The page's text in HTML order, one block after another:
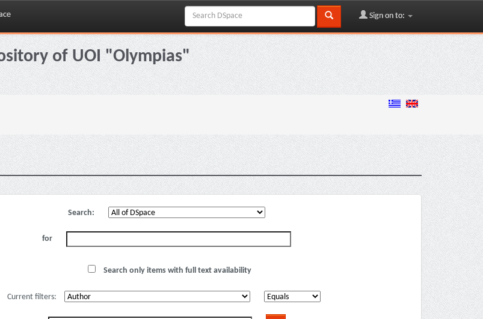
Sign on to:
of UOI "Olympias"
Search:
for
Search only items with full text availability
Current filters: